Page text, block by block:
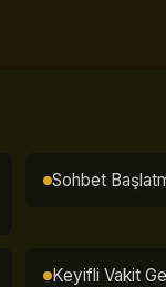
Sohbet
Keyifli Vakit